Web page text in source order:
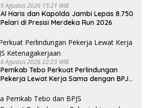
9 Agustus 2026 15:21 WIB
Al Haris dan Kapolda Jambi Lepas 8.750
Pelari di Presisi Merdeka Run 2026
6 Agustus 2026 22:23 WIB
Pemkab Tebo Perkuat Perlindungan
Pekerja Lewat Kerja Sama dengan BPJS